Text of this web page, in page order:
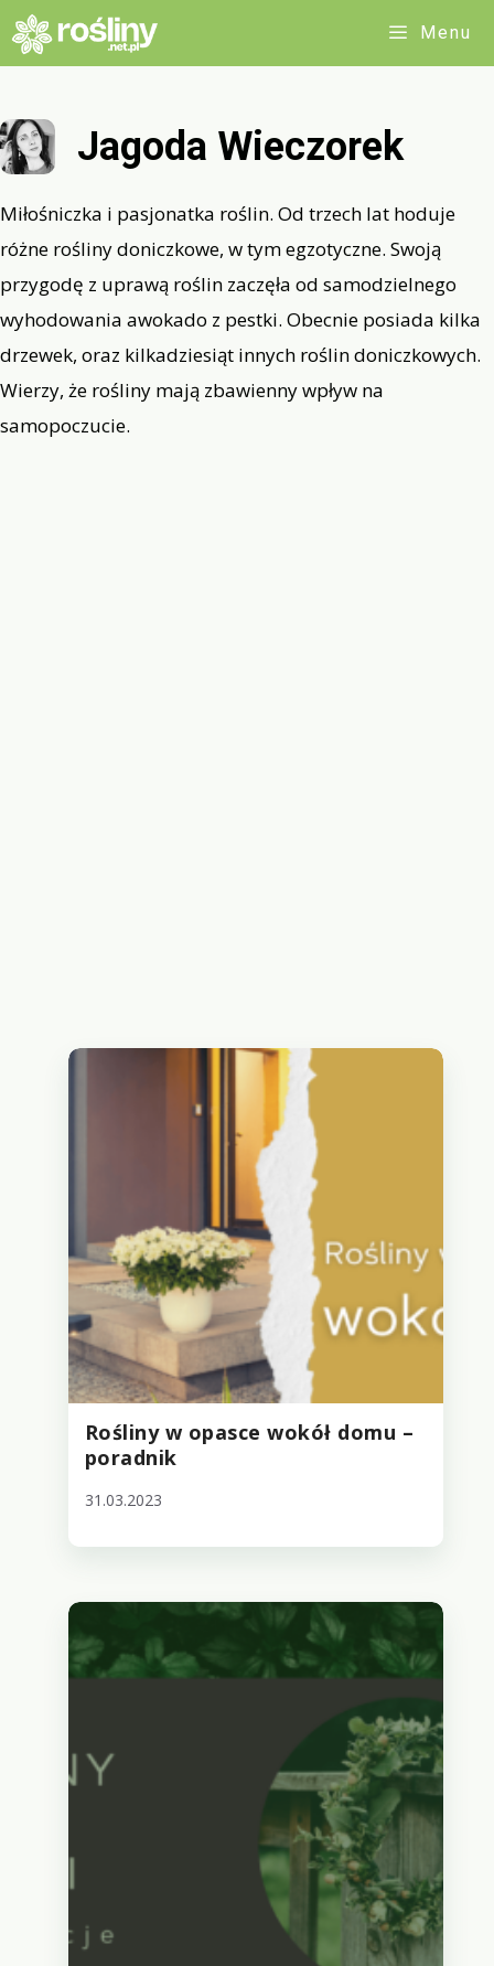
Przejdź
do
Menu
Jagoda Wieczorek
Miłośniczka i pasjonatka roślin. Od trzech lat hoduje
różne rośliny doniczkowe, w tym egzotyczne. Swoją
przygodę z uprawą roślin zaczęła od samodzielnego
wyhodowania awokado z pestki. Obecnie posiada kilka
drzewek, oraz kilkadziesiąt innych roślin doniczkowych.
Wierzy, że rośliny mają zbawienny wpływ na
samopoczucie.
Rośliny w opasce wokół domu –
poradnik
31.03.2023